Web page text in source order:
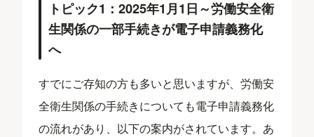
トピック1：2025年1月1日～労働安全衛
生関係の一部手続きが電子申請義務化
へ
すでにご存知の方も多いと思いますが、労働安
全衛生関係の手続きについても電子申請義務化
の流れがあり、以下の案内がされています。あ